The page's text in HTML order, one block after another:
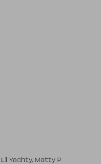
Lil Yachty, Matty P